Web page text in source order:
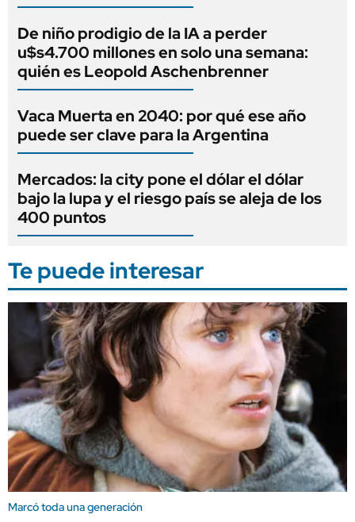
De niño prodigio de la IA a perder
u$s4.700 millones en solo una semana:
quién es Leopold Aschenbrenner
Vaca Muerta en 2040: por qué ese año
puede ser clave para la Argentina
Mercados: la city pone el dólar el dólar
bajo la lupa y el riesgo país se aleja de los
400 puntos
Te puede interesar
Marcó toda una generación